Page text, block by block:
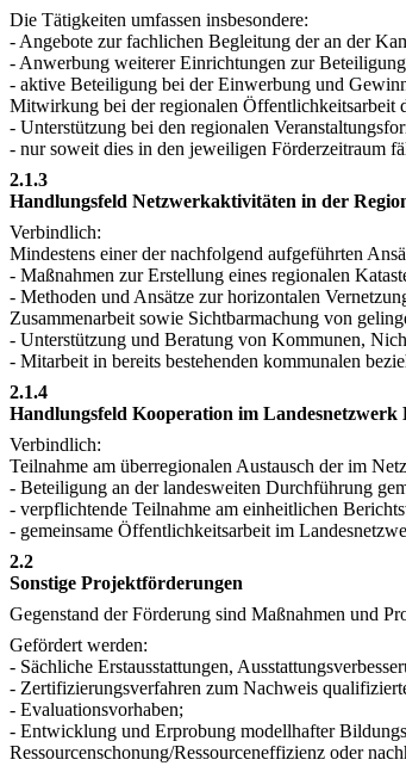
Die Tätigkeiten umfassen insbesondere:
- Angebote zur fachlichen Begleitung der an der
- Anwerbung weiterer Einrichtungen zur
- aktive Beteiligung bei der Einwerbung und
Mitwirkung bei der regionalen Öffentlichkeitsarbeit
- Unterstützung bei den regionalen
- nur soweit dies in den jeweiligen Förderzeitraum
2.1.3
Handlungsfeld Netzwerkaktivitäten in der
Verbindlich:
Mindestens einer der nachfolgend aufgeführten
- Maßnahmen zur Erstellung eines regionalen
- Methoden und Ansätze zur horizontalen
Zusammenarbeit sowie Sichtbarmachung von
- Unterstützung und Beratung von Kommunen,
- Mitarbeit in bereits bestehenden kommunalen
2.1.4
Handlungsfeld Kooperation im
Verbindlich:
Teilnahme am überregionalen Austausch der im
- Beteiligung an der landesweiten Durchführung
- verpflichtende Teilnahme am einheitlichen
- gemeinsame Öffentlichkeitsarbeit im
2.2
Sonstige Projektförderungen
Gegenstand der Förderung sind Maßnahmen und
Gefördert werden:
- Sächliche Erstausstattungen,
- Zertifizierungsverfahren zum Nachweis
- Evaluationsvorhaben;
- Entwicklung und Erprobung modellhafter
Ressourcenschonung/Ressourceneffizienz oder